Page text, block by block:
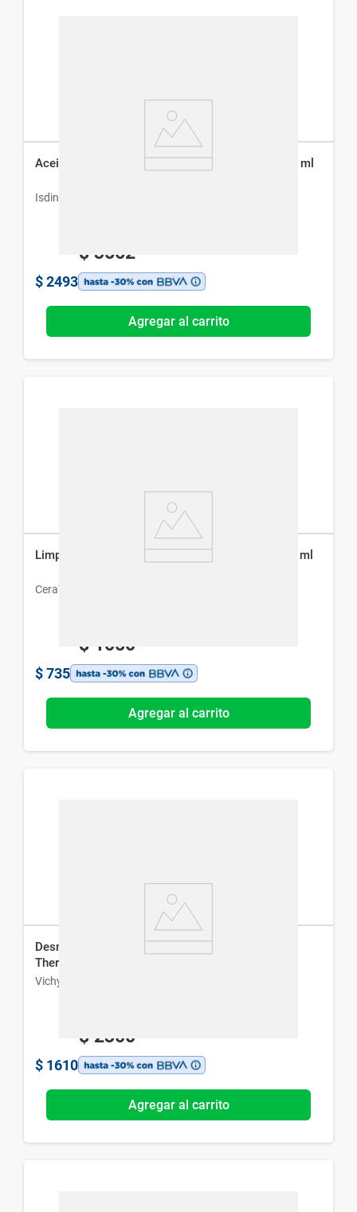
Aceite Limpiador Isdin Essential Cleansing x 200 ml
Isdin
$ 3562
$ 2493
Agregar al carrito
Limpiador CeraVe Air Foam Reequilibrante x 148 ml
CeraVe
$ 1050
$ 735
Agregar al carrito
Desmaquillante Integral 3 en 1 Vichy Pureté
Thermale x 200 ml
Vichy
$ 2300
$ 1610
Agregar al carrito